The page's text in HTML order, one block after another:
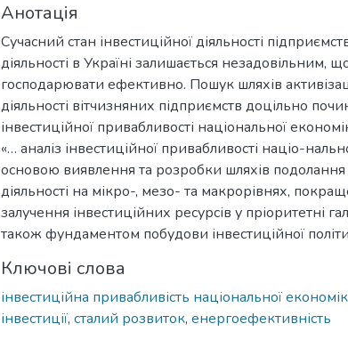
Анотація
Сучасний стан інвестиційної діяльності
діяльності в Україні залишається незадовільним,
господарювати ефективно. Пошук шляхів
діяльності вітчизняних підприємств доцільно
інвестиційної привабливості національної
«… аналіз інвестиційної привабливості націо-
основою виявлення та розробки шляхів подолання
діяльності на мікро-, мезо- та макрорівнях,
залучення інвестиційних ресурсів у пріоритетні
також фундаментом побудови інвестиційної
Ключові слова
інвестиційна привабливість національної
інвестиції, сталий розвиток, енергоефективність